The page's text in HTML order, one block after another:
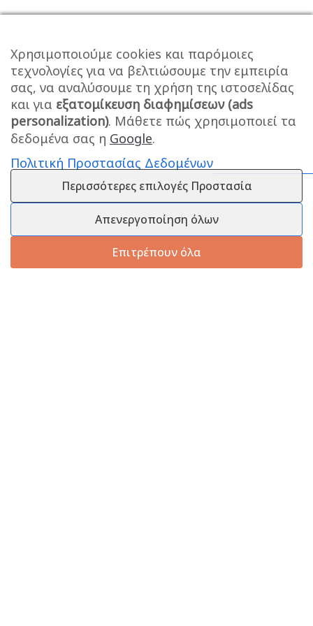
Χρησιμοποιούμε cookies και παρόμοιες
τεχνολογίες για να βελτιώσουμε την εμπειρία
σας, να αναλύσουμε τη χρήση της ιστοσελίδας
και για εξατομίκευση διαφημίσεων (ads
personalization). Μάθετε πώς χρησιμοποιεί τα
δεδομένα σας η Google.
Πολιτική Προστασίας Δεδομένων
Περισσότερες επιλογές Προστασία
Απενεργοποίηση όλων
Επιτρέπουν όλα